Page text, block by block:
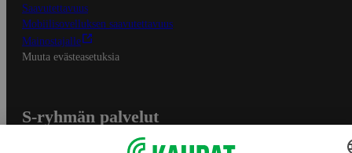
Saavutettavuus
Mobiilisovelluksen saavutettavuus
Mainostajalle
Muuta evästeasetuksia
S-ryhmän palvelut